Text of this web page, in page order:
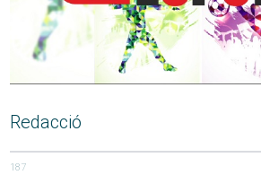
Redacció
187